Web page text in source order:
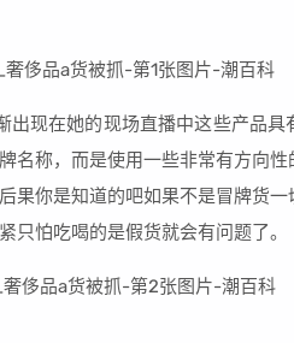
现在她的现场直播中这些产品
名称，而是使用一些非常有方向
果你是知道的吧如果不是冒牌货
只怕吃喝的是假货就会有问题了。